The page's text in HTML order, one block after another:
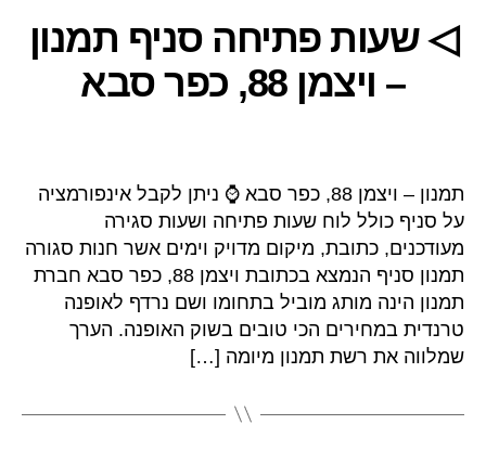
◁ שעות פתיחה סניף תמנון
– ויצמן 88, כפר סבא
תמנון – ויצמן 88, כפר סבא ⌚ ניתן לקבל אינפורמציה
על סניף כולל לוח שעות פתיחה ושעות סגירה
מעודכנים, כתובת, מיקום מדויק וימים אשר חנות סגורה
תמנון סניף הנמצא בכתובת ויצמן 88, כפר סבא חברת
תמנון הינה מותג מוביל בתחומו ושם נרדף לאופנה
טרנדית במחירים הכי טובים בשוק האופנה. הערך
שמלווה את רשת תמנון מיומה […]